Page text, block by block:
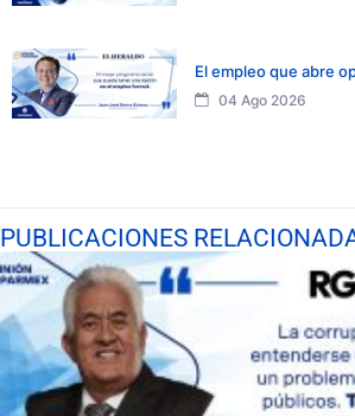
El empleo que abre
04 Ago 2026
PUBLICACIONES